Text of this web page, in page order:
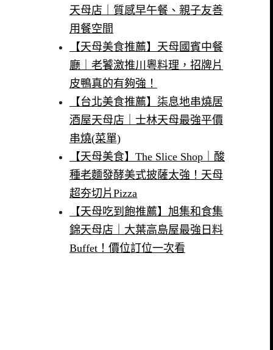
天母店｜質感早午餐、親子友善
用餐空間
【天母美食推薦】天母國賓中餐
廳｜老饕激推川粵料理，招牌片
皮鴨真的有夠強！
【台北美食推薦】柒息地串燒居
酒屋天母店｜士林天母最強平價
串燒(菜單)
【天母美食】The Slice Shop｜酸
種老麵發酵美式披薩太強！天母
超夯切片Pizza
【天母吃到飽推薦】旭集和食集
錦天母店｜大葉高島屋最強日料
Buffet！價位訂位一次看